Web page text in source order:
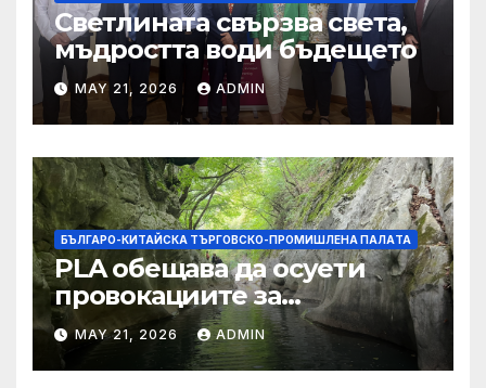
Светлината свързва света,
мъдростта води бъдещето
MAY 21, 2026 ADMIN
БЪЛГАРО-КИТАЙСКА ТЪРГОВСКО-ПРОМИШЛЕНА ПАЛAТА
PLA обещава да осуети
провокациите за
„независимост на Тайван“.
MAY 21, 2026 ADMIN